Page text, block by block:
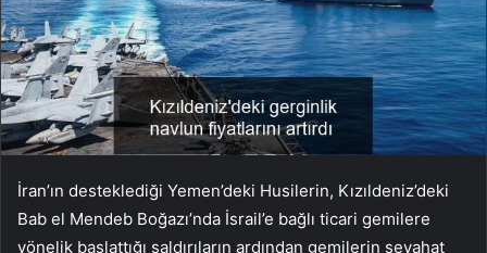
İran’ın desteklediği Yemen’deki Husilerin, Kızıldeniz’deki
Bab el Mendeb Boğazı’nda İsrail’e bağlı ticari gemilere
yönelik başlattığı saldırıların ardından gemilerin seyahat